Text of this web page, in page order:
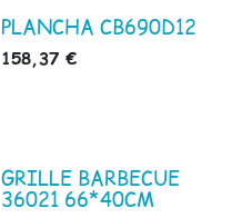
PLANCHA CB690D12
158,37€
GRILLE BARBECUE
36021 66*40CM